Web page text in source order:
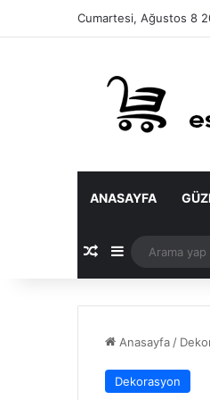
Cumartesi, Ağustos 8
ANASAYFA
Rastgele Makale
Kenar
Anasayfa /
Dekorasyon